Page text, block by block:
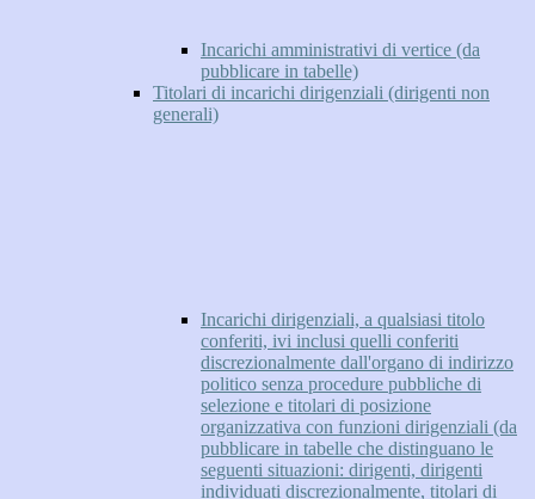
Incarichi amministrativi di vertice (da
pubblicare in tabelle)
Titolari di incarichi dirigenziali (dirigenti non
generali)
Incarichi dirigenziali, a qualsiasi titolo
conferiti, ivi inclusi quelli conferiti
discrezionalmente dall'organo di indirizzo
politico senza procedure pubbliche di
selezione e titolari di posizione
organizzativa con funzioni dirigenziali (da
pubblicare in tabelle che distinguano le
seguenti situazioni: dirigenti, dirigenti
individuati discrezionalmente, titolari di